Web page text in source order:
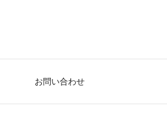
お問い合わせ